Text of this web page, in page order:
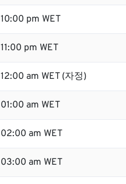
10:00 pm WET
11:00 pm WET
12:00 am WET (자정)
01:00 am WET
02:00 am WET
03:00 am WET